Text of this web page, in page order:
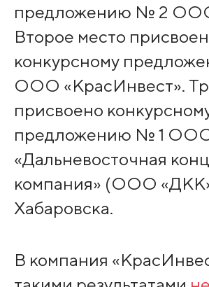
предложению № 2
Второе место
конкурсному
ООО «КрасИнвест».
присвоено
предложению № 1
«Дальневосточная
компания» (ООО
Хабаровска.
В компания